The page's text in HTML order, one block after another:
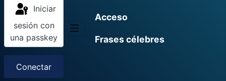
sesión con
una passkey
Conectar
Acceso
Frases célebres